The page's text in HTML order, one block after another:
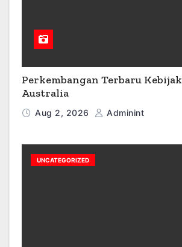
Perkembangan Terbaru
Australia
Aug 2, 2026 Adminint
UNCATEGORIZED